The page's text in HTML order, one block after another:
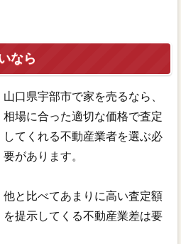
なら
山口県宇部市で家を売るなら、
相場に合った適切な価格で査定
してくれる不動産業者を選ぶ必
要があります。
他と比べてあまりに高い査定額
を提示してくる不動産業差は要